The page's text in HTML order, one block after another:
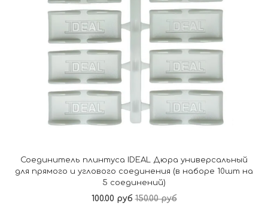
Соединитель плинтуса IDEAL Дюра универсальный
для прямого и углового соединения (в наборе 10шт на
5 соединений)
100.00 руб 150.00 руб